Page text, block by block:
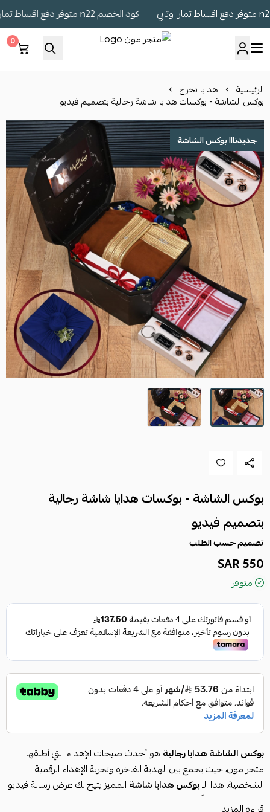
كود الخصم n22 متوفر دفع اقساط تمارا وتابي
0
الرئيسية هدايا تخرج
بوكس الشاشة - بوكسات هدايا شاشة رجالية بتصميم فيديو
جديدنااا بوكس الشاشة
بوكس الشاشة - بوكسات هدايا شاشة رجالية
بتصميم فيديو
تصميم حسب الطلب
550 SAR
متوفر
بوكس الشاشة هدايا رجالية هو أحدث صيحات الإهداء التي أطلقها
متجر مون، حيث يجمع بين الهدية الفاخرة وتجربة الإهداء الرقمية
الشخصية. هذا الـبوكس هدايا شاشة المميز يتيح لك عرض رسالة فيديو
مُصمَّمة خصيصاً عند فتحه، مما يجعله أكثر من مجرد هدية. إنه أفضل